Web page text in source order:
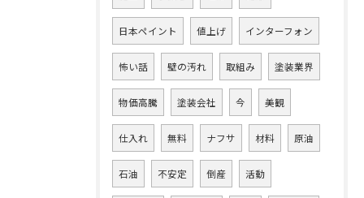
日本ペイント 値上げ インターフォン
怖い話 壁の汚れ 取組み 塗装業界
物価高騰 塗装会社 今 美観
仕入れ 無料 ナフサ 材料 原油
石油 不安定 倒産 活動